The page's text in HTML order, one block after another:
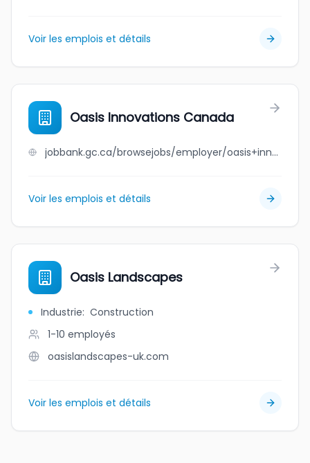
Voir les emplois et détails
Oasis Innovations Canada
jobbank.gc.ca/browsejobs/employer/oasis+innovations+canada/ca
Voir les emplois et détails
Oasis Landscapes
Industrie: Construction
1-10 employés
oasislandscapes-uk.com
Voir les emplois et détails